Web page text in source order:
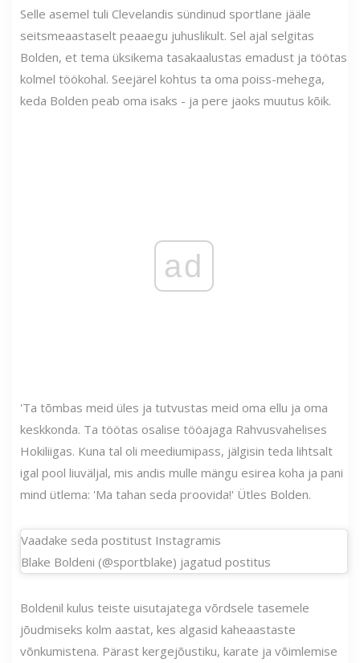
Selle asemel tuli Clevelandis sündinud sportlane jääle
seitsmeaastaselt peaaegu juhuslikult. Sel ajal selgitas
Bolden, et tema üksikema tasakaalustas emadust ja töötas
kolmel töökohal. Seejärel kohtus ta oma poiss-mehega,
keda Bolden peab oma isaks - ja pere jaoks muutus kõik.
ad
'Ta tõmbas meid üles ja tutvustas meid oma ellu ja oma
keskkonda. Ta töötas osalise tööajaga Rahvusvahelises
Hokiliigas. Kuna tal oli meediumipass, jälgisin teda lihtsalt
igal pool liuväljal, mis andis mulle mängu esirea koha ja pani
mind ütlema: 'Ma tahan seda proovida!' Ütles Bolden.
Vaadake seda postitust Instagramis
Blake Boldeni (@sportblake) jagatud postitus
Boldenil kulus teiste uisutajatega võrdsele tasemele
jõudmiseks kolm aastat, kes algasid kaheaastaste
võnkumistena. Pärast kergejõustiku, karate ja võimlemise